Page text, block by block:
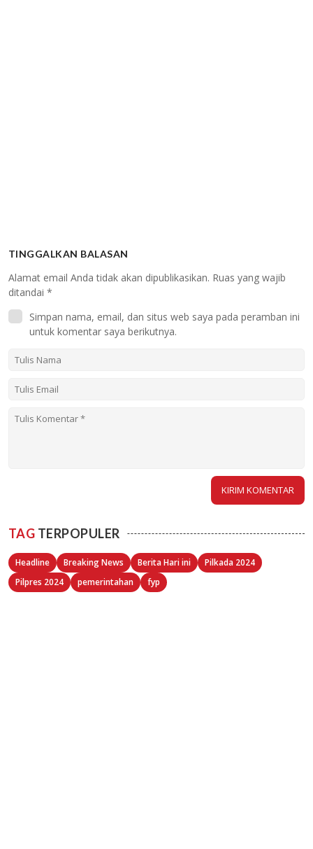
TINGGALKAN BALASAN
Alamat email Anda tidak akan dipublikasikan. Ruas yang wajib
ditandai *
Simpan nama, email, dan situs web saya pada peramban ini
untuk komentar saya berikutnya.
TAG TERPOPULER
Headline Breaking News Berita Hari ini
Pilkada 2024
Pilpres 2024
pemerintahan fyp